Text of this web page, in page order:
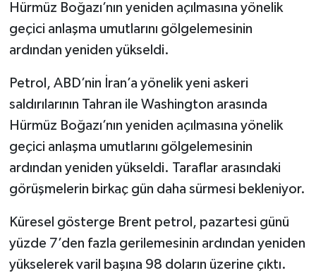
Hürmüz Boğazı’nın yeniden açılmasına yönelik
geçici anlaşma umutlarını gölgelemesinin
ardından yeniden yükseldi.
Petrol, ABD’nin İran’a yönelik yeni askeri
saldırılarının Tahran ile Washington arasında
Hürmüz Boğazı’nın yeniden açılmasına yönelik
geçici anlaşma umutlarını gölgelemesinin
ardından yeniden yükseldi. Taraflar arasındaki
görüşmelerin birkaç gün daha sürmesi bekleniyor.
Küresel gösterge Brent petrol, pazartesi günü
yüzde 7’den fazla gerilemesinin ardından yeniden
yükselerek varil başına 98 doların üzerine çıktı.